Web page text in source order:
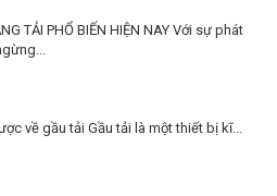
TẢI PHỔ BIẾN HIỆN NAY Với sự phát
về gầu tải Gầu tải là một thiết bị kĩ...